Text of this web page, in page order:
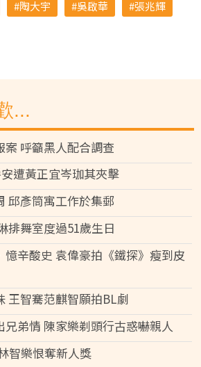
陶大宇 吳啟華
張兆輝
...
呼籲黑人配合調查
遭黃正宜岑珈其夾擊
邱彥筒寓工作於集郵
排舞室度過51歲生日
憶辛酸史 袁偉豪拍《鐵探》瘦到皮
王智騫范麒智願拍BL劇
弟情 陳家樂剃頭行古惑嚇親人
智樂恨奪新人獎